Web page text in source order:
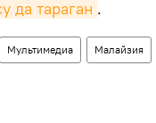
да тараган .
Мультимедиа Малайзия